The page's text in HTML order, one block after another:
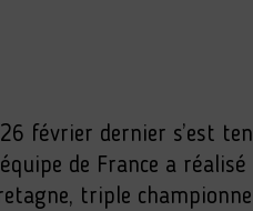
février dernier s’est
de France a
triple